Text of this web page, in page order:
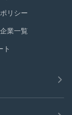
リシー
業一覧
ト